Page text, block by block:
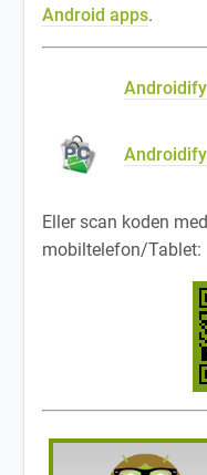
Android apps.
Eller scan koden
mobiltelefon/Tablet: